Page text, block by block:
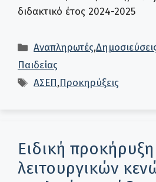
διδακτικό έτος 2024-2025
Κατηγορίες
Αναπληρωτές,
Παιδείας
Ετικέτες
ΑΣΕΠ,Προκηρύξεις
Ειδική
λειτουργικών